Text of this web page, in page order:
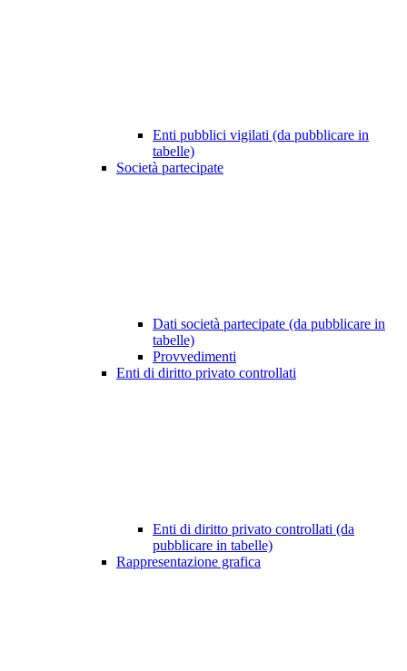
Enti pubblici vigilati (da pubblicare in
tabelle)
Società partecipate
Dati società partecipate (da pubblicare in
tabelle)
Provvedimenti
Enti di diritto privato controllati
Enti di diritto privato controllati (da
pubblicare in tabelle)
Rappresentazione grafica